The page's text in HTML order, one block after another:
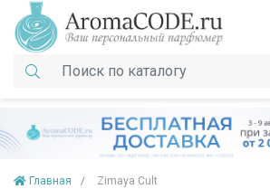
Главная Zimaya Cult